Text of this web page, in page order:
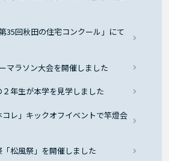
35回秋田の住宅コンクール」にて
マラソン大会を開催しました
年生が本学を見学しました
レ」キックオフイベントで竿燈会
松風祭」を開催しました